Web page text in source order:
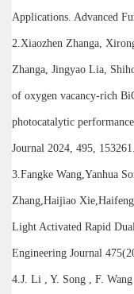
Applications. Advanced
2.Xiaozhen Zhanga,
Zhanga, Jingyao Lia,
of oxygen vacancy-rich
photocatalytic
Journal 2024, 495, 153261.
3.Fangke Wang,Yanhua
Zhang,Haijiao
Light Activated Rapid
Engineering Journal
4.J. Li , Y. Song , F.